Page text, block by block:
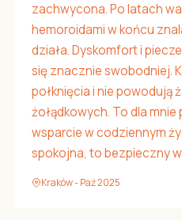
zachwycona. Po latach
hemoroidami w końcu
działa. Dyskomfort i
się znacznie swobodniej.
połknięcia i nie powodują
żołądkowych. To dla
wsparcie w codziennym
spokojna, to bezpieczny
Kraków - Paź 2025